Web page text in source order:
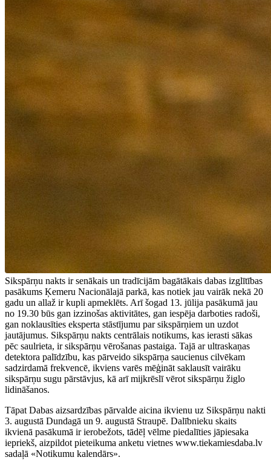
Sikspārņu nakts ir senākais un tradīcijām bagātākais dabas izglītības
pasākums Ķemeru Nacionālajā parkā, kas notiek jau vairāk nekā 20
gadu un allaž ir kupli apmeklēts. Arī šogad 13. jūlija pasākumā jau
no 19.30 būs gan izzinošas aktivitātes, gan iespēja darboties radoši,
gan noklausīties eksperta stāstījumu par sikspārņiem un uzdot
jautājumus. Sikspārņu nakts centrālais notikums, kas ierasti sākas
pēc saulrieta, ir sikspārņu vērošanas pastaiga. Tajā ar ultraskaņas
detektora palīdzību, kas pārveido sikspārņa saucienus cilvēkam
sadzirdamā frekvencē, ikviens varēs mēģināt saklausīt vairāku
sikspārņu sugu pārstāvjus, kā arī mijkrēslī vērot sikspārņu žiglo
lidināšanos.
Tāpat Dabas aizsardzības pārvalde aicina ikvienu uz Sikspārņu nakti
3. augustā Dundagā un 9. augustā Straupē. Dalībnieku skaits
ikvienā pasākumā ir ierobežots, tādēļ vēlme piedalīties jāpiesaka
iepriekš, aizpildot pieteikuma anketu vietnes www.tiekamiesdaba.lv
sadaļā «Notikumu kalendārs».